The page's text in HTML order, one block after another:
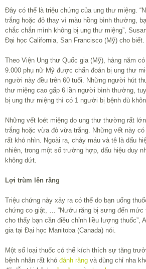
Đây có thể là triệu chứng của ung thư miệng.
trắng hoặc đỏ thay vì màu hồng bình thường,
chắc chắn mình không bị ung thư miệng”,
Đại học California, San Francisco (Mỹ) cho biết.
Theo Viện Ung thư Quốc gia (Mỹ), hàng năm
9.000 phụ nữ Mỹ được chẩn đoán bị ung thư
người này đều trên 60 tuổi. Những người hút
thư miệng cao gấp 6 lần người bình thường,
bị ung thư miệng thì có 1 người bị bệnh dù
Những vết loét miệng do ung thư thường rất
trắng hoặc vừa đỏ vừa trắng. Những vết này
rất khó nhìn. Ngoài ra, chảy máu và tê là dấu
nhiên, trong một số trường hợp, dấu hiệu duy
không dứt.
Lợi trùm lên răng
Triệu chứng này xảy ra có thể do bạn uống
chứng co giật, … “Nướu răng bị sưng đến mức
cho thấy bạn cần điều chỉnh liều lượng thuốc”,
gia tại Đại học Manitoba (Canada) nói.
Một số loại thuốc có thể kích thích sự tăng
bệnh nhân rất khó đánh răng và dùng chỉ nha